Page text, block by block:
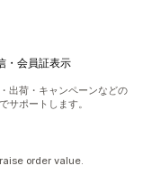
・会員証表示
出荷・キャンペーンなどの
サポートします。
order value.